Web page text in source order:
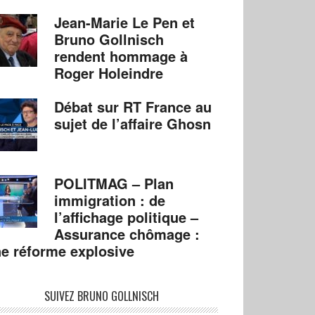
Jean-Marie Le Pen et
Bruno Gollnisch
rendent hommage à
Roger Holeindre
Débat sur RT France au
sujet de l’affaire Ghosn
POLITMAG – Plan
immigration : de
l’affichage politique –
Assurance chômage :
réforme explosive
SUIVEZ BRUNO GOLLNISCH